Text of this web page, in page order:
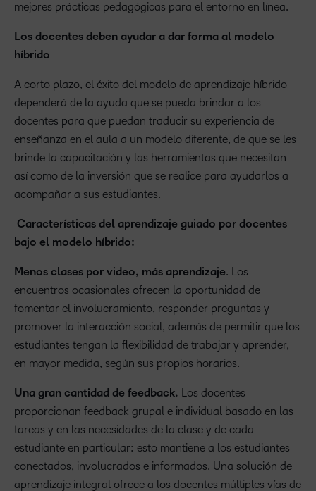
mejores prácticas pedagógicas para el entorno en línea.
Los docentes deben ayudar a dar forma al modelo
híbrido
A corto plazo, el éxito del modelo de aprendizaje híbrido
dependerá de la ayuda que se pueda brindar a los
docentes para que puedan traducir su experiencia de
enseñanza en el aula a un modelo diferente, de que se les
brinde la capacitación y las herramientas que necesitan
así como de la inversión que se realice para ayudarlos a
acompañar a sus estudiantes.
Características del aprendizaje guiado por docentes
bajo el modelo híbrido:
Menos clases por video, más aprendizaje. Los
encuentros ocasionales ofrecen la oportunidad de
fomentar el involucramiento, responder preguntas y
promover la interacción social, además de permitir que los
estudiantes tengan la flexibilidad de trabajar y aprender,
en mayor medida, según sus propios horarios.
Una gran cantidad de feedback.
Los docentes
proporcionan feedback grupal e individual basado en las
tareas y en las necesidades de la clase y de cada
estudiante en particular: esto mantiene a los estudiantes
conectados, involucrados e informados. Una solución de
aprendizaje integral ofrece a los docentes múltiples vías de